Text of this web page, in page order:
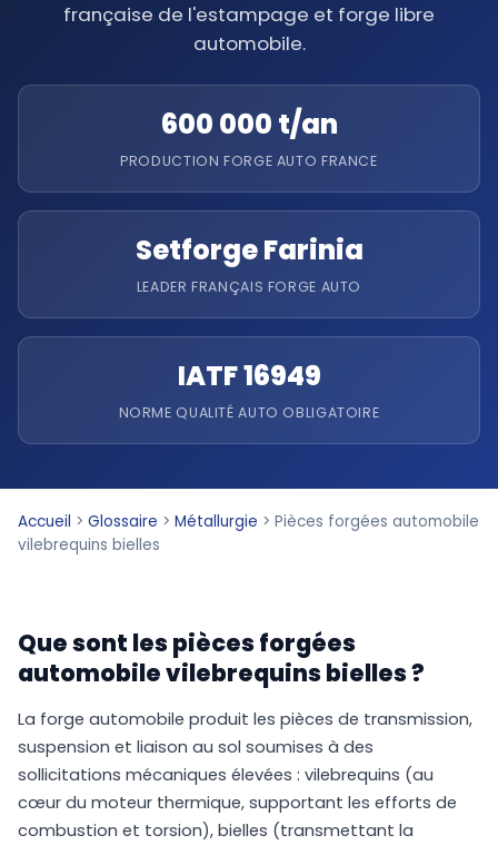
française de l'estampage et forge libre
automobile.
600 000 t/an
PRODUCTION FORGE AUTO FRANCE
Setforge Farinia
LEADER FRANÇAIS FORGE AUTO
IATF 16949
NORME QUALITÉ AUTO OBLIGATOIRE
Accueil > Glossaire > Métallurgie > Pièces forgées automobile
vilebrequins bielles
Que sont les pièces forgées
automobile vilebrequins bielles ?
La forge automobile produit les pièces de transmission,
suspension et liaison au sol soumises à des
sollicitations mécaniques élevées : vilebrequins (au
cœur du moteur thermique, supportant les efforts de
combustion et torsion), bielles (transmettant la